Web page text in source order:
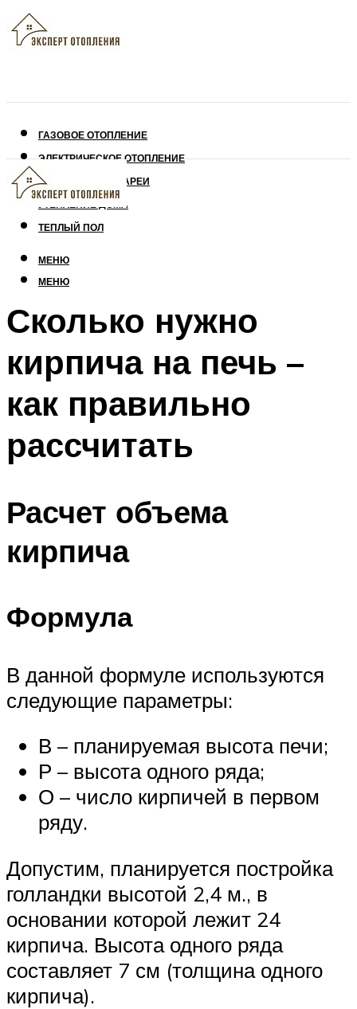
ГАЗОВОЕ ОТОПЛЕНИЕ
ЭЛЕКТРИЧЕСКОЕ ОТОПЛЕНИЕ
СОЛНЕЧНЫЕ БАТАРЕИ
УТЕПЛЕНИЕ ДОМА
ТЕПЛЫЙ ПОЛ
МЕНЮ
МЕНЮ
Сколько нужно
кирпича на печь –
как правильно
рассчитать
Расчет объема
кирпича
Формула
В данной формуле используются
следующие параметры:
В – планируемая высота печи;
Р – высота одного ряда;
О – число кирпичей в первом
ряду.
Допустим, планируется постройка
голландки высотой 2,4 м., в
основании которой лежит 24
кирпича. Высота одного ряда
составляет 7 см (толщина одного
кирпича).